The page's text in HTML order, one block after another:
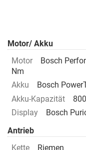
Motor/ Akku
Motor
Bosch
Nm
Akku
Bosch
Akku-Kapazität
Display
Bosch
Antrieb
Kette
Riemen